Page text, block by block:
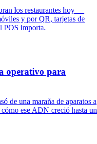
los restaurantes hoy —
y por QR, tarjetas de
POS importa.
operativo para
de una maraña de aparatos a
ese ADN creció hasta un